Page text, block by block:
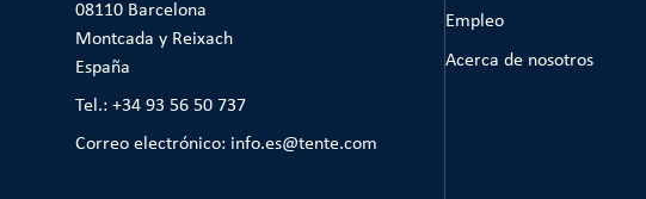
08110 Barcelona
Montcada y Reixach
España
Tel.: +34 93 56 50 737
Correo electrónico: info.es@tente.com
Empleo
Acerca de nosotros